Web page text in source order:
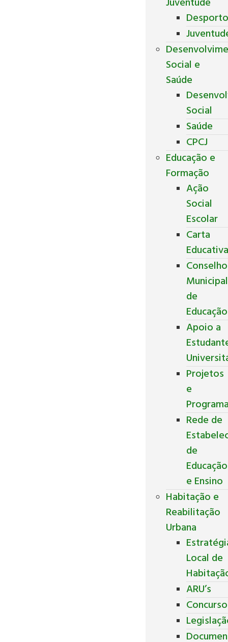
Social e
Saúde
Social
Saúde
CPCJ
Educação e
Formação
Ação
Social
Escolar
Carta
Conselho
Municipal
de
Educação
Apoio a
Projetos
e
Rede de
de
Educação
e Ensino
Habitação e
Reabilitação
Urbana
Local de
ARU’s